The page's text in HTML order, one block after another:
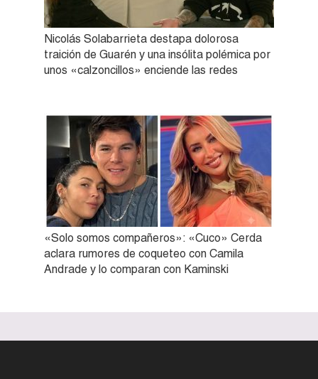
Nicolás Solabarrieta destapa dolorosa
traición de Guarén y una insólita polémica por
unos «calzoncillos» enciende las redes
«Solo somos compañeros»: «Cuco» Cerda
aclara rumores de coqueteo con Camila
Andrade y lo comparan con Kaminski